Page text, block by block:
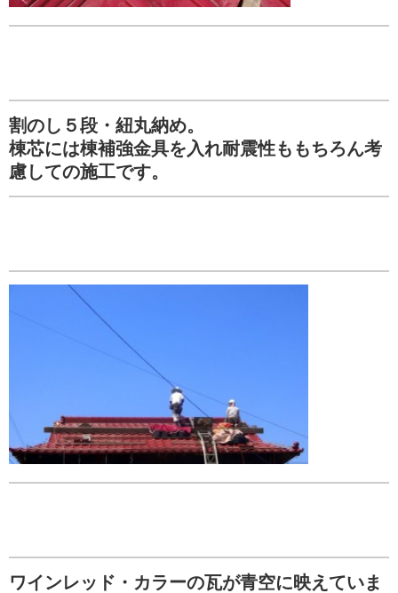
割のし５段・紐丸納め。
棟芯には棟補強金具を入れ耐震性ももちろん考
慮しての施工です。
ワインレッド・カラーの瓦が青空に映えていま